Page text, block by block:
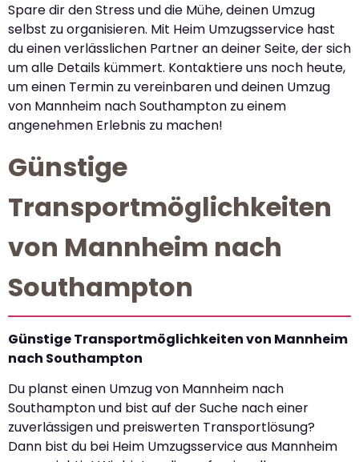
Spare dir den Stress und die Mühe, deinen Umzug
selbst zu organisieren. Mit Heim Umzugsservice hast
du einen verlässlichen Partner an deiner Seite, der sich
um alle Details kümmert. Kontaktiere uns noch heute,
um einen Termin zu vereinbaren und deinen Umzug
von Mannheim nach Southampton zu einem
angenehmen Erlebnis zu machen!
Günstige
Transportmöglichkeiten
von Mannheim nach
Southampton
Günstige Transportmöglichkeiten von Mannheim
nach Southampton
Du planst einen Umzug von Mannheim nach
Southampton und bist auf der Suche nach einer
zuverlässigen und preiswerten Transportlösung?
Dann bist du bei Heim Umzugsservice aus Mannheim